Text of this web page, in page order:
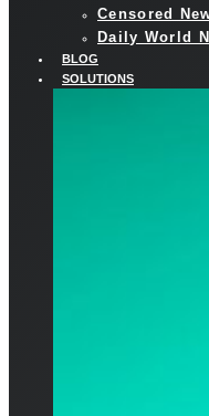
Censored
Daily World
BLOG
SOLUTIONS